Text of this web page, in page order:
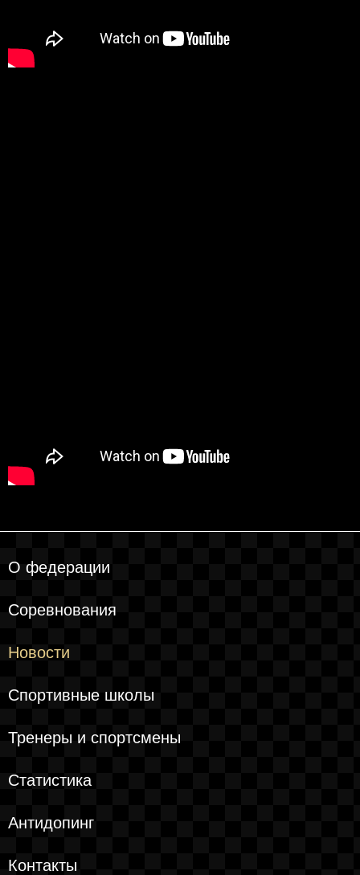
О федерации
Соревнования
Новости
Спортивные школы
Тренеры и спортсмены
Статистика
Антидопинг
Контакты